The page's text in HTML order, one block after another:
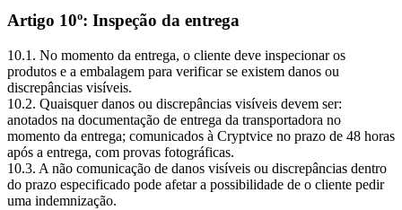
Artigo 10º: Inspeção da entrega
10.1. No momento da entrega, o cliente deve inspecionar os
produtos e a embalagem para verificar se existem danos ou
discrepâncias visíveis.
10.2. Quaisquer danos ou discrepâncias visíveis devem ser:
anotados na documentação de entrega da transportadora no
momento da entrega; comunicados à Cryptvice no prazo de 48 horas
após a entrega, com provas fotográficas.
10.3. A não comunicação de danos visíveis ou discrepâncias dentro
do prazo especificado pode afetar a possibilidade de o cliente pedir
uma indemnização.